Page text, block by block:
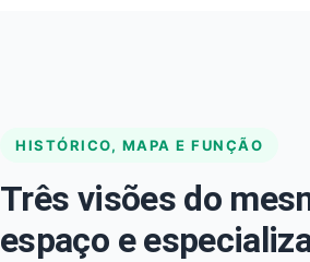
HISTÓRICO, MAPA E FUNÇÃO
Três visões do
espaço e